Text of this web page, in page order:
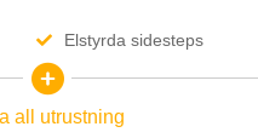
Elstyrda sidesteps
Drive Mode Select
2-zons klimatanläggning
all utrustning